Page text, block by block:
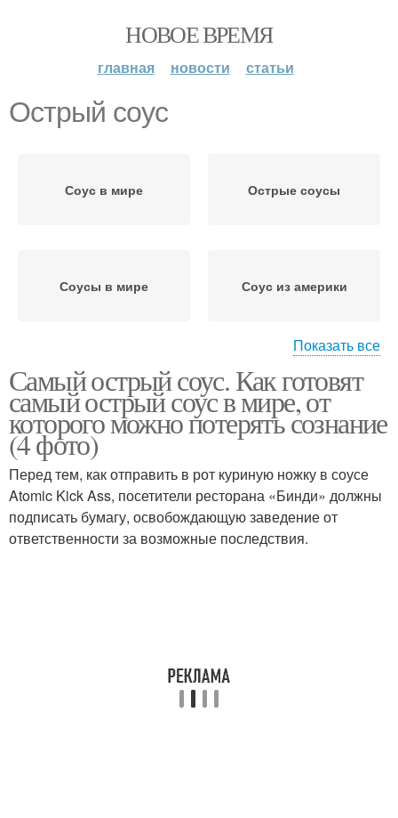
НОВОЕ ВРЕМЯ
главная новости статьи
Острый соус
Соус в мире Острые соусы
Соусы в мире Соус из америки
Жгучий соус Острый перец
Соус в домашних
условиях
Соус из сушеных
перцев
Показать все
Самый острый соус. Как готовят
самый острый соус в мире, от
которого можно потерять сознание
(4 фото)
Перед тем, как отправить в рот куриную ножку в соусе
Atomic Kick Ass, посетители ресторана «Бинди» должны
подписать бумагу, освобождающую заведение от
ответственности за возможные последствия.